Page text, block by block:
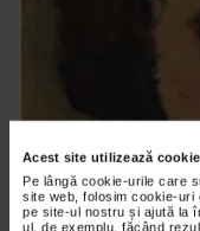
Acest site utilizează
Pe lângă cookie-urile care
site web, folosim cookie-uri
pe site-ul nostru și ajută la
ul, de exemplu, făcând
CLIPA DE ARTA